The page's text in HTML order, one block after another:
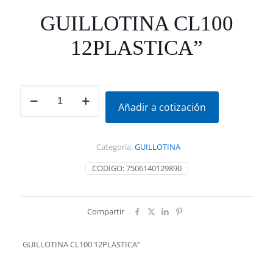
GUILLOTINA CL100
12PLASTICA”
CL100
Añadir a cotización
CODIGO:7506140129890
Categoría:GUILLOTINA
Compartir
GUILLOTINA CL100 12PLASTICA”